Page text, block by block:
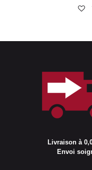
Livraison à
Envoi